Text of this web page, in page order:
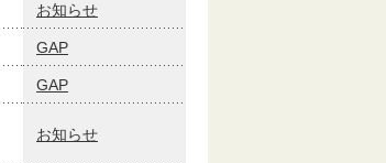
お知らせ
GAP
GAP
お知らせ